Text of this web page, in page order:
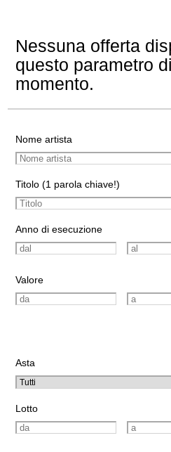
Nessuna offerta
questo parametro
momento.
Nome artista
Titolo (1 parola chiave!)
Anno di esecuzione
Valore
Asta
Lotto